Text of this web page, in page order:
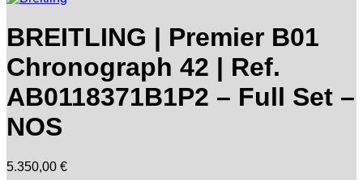
BREITLING | Premier B01
Chronograph 42 | Ref.
AB0118371B1P2 – Full Set –
NOS
5.350,00 €